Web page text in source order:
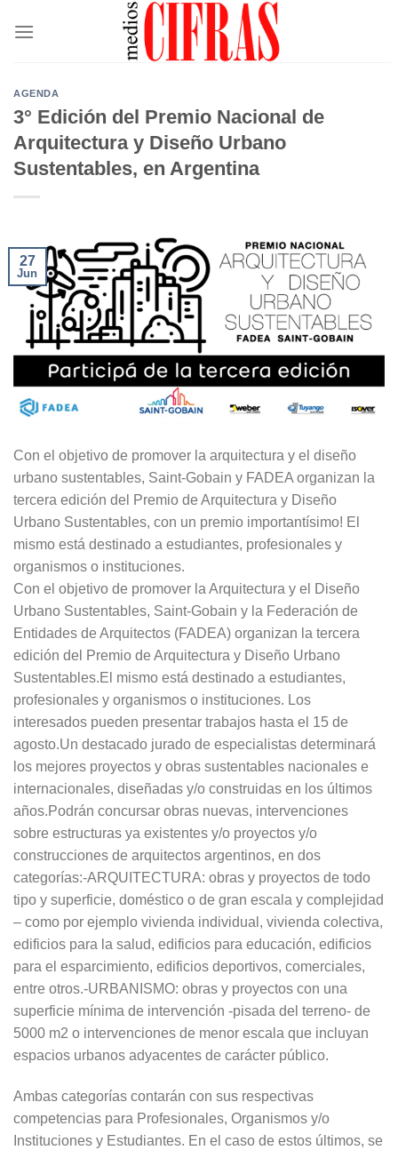
AGENDA
3° Edición del Premio Nacional de
Arquitectura y Diseño Urbano
Sustentables, en Argentina
27
Jun
Con el objetivo de promover la arquitectura y el diseño
urbano sustentables, Saint-Gobain y FADEA organizan la
tercera edición del Premio de Arquitectura y Diseño
Urbano Sustentables, con un premio importantísimo! El
mismo está destinado a estudiantes, profesionales y
organismos o instituciones.
Con el objetivo de promover la Arquitectura y el Diseño
Urbano Sustentables, Saint-Gobain y la Federación de
Entidades de Arquitectos (FADEA) organizan la tercera
edición del Premio de Arquitectura y Diseño Urbano
Sustentables.El mismo está destinado a estudiantes,
profesionales y organismos o instituciones. Los
interesados pueden presentar trabajos hasta el 15 de
agosto.Un destacado jurado de especialistas determinará
los mejores proyectos y obras sustentables nacionales e
internacionales, diseñadas y/o construidas en los últimos
años.Podrán concursar obras nuevas, intervenciones
sobre estructuras ya existentes y/o proyectos y/o
construcciones de arquitectos argentinos, en dos
categorías:-ARQUITECTURA: obras y proyectos de todo
tipo y superficie, doméstico o de gran escala y complejidad
– como por ejemplo vivienda individual, vivienda colectiva,
edificios para la salud, edificios para educación, edificios
para el esparcimiento, edificios deportivos, comerciales,
entre otros.-URBANISMO: obras y proyectos con una
superficie mínima de intervención -pisada del terreno- de
5000 m2 o intervenciones de menor escala que incluyan
espacios urbanos adyacentes de carácter público.
Ambas categorías contarán con sus respectivas
competencias para Profesionales, Organismos y/o
Instituciones y Estudiantes. En el caso de estos últimos, se